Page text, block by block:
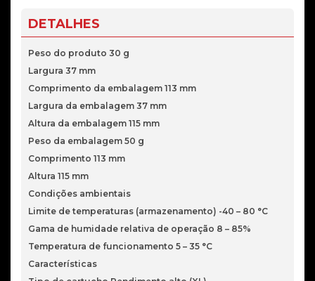
DETALHES
Peso do produto 30 g
Largura 37 mm
Comprimento da embalagem 113 mm
Largura da embalagem 37 mm
Altura da embalagem 115 mm
Peso da embalagem 50 g
Comprimento 113 mm
Altura 115 mm
Condições ambientais
Limite de temperaturas (armazenamento) -40 – 80 °C
Gama de humidade relativa de operação 8 – 85%
Temperatura de funcionamento 5 – 35 °C
Características